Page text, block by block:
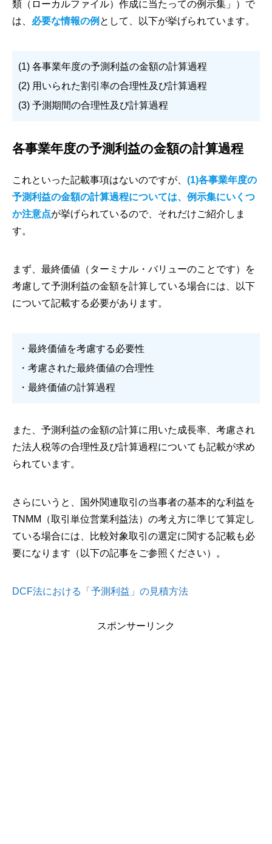
類（ローカルファイル）作成に当たっての例示集」）で
は、 必要な情報の例 として、以下が挙げられています。
(1) 各事業年度の予測利益の金額の計算過程
(2) 用いられた割引率の合理性及び計算過程
(3) 予測期間の合理性及び計算過程
各事業年度の予測利益の金額の計算過程
これといった記載事項はないのですが、 (1)各事業年度の
予測利益の金額の計算過程については、例示集にいくつ
か注意点が挙げられているので、それだけご紹介しま
す。
まず、最終価値（ターミナル・バリューのことです）を
考慮して予測利益の金額を計算している場合には、以下
について記載する必要があります。
・最終価値を考慮する必要性
・考慮された最終価値の合理性
・最終価値の計算過程
また、予測利益の金額の計算に用いた成長率、考慮され
た法人税等の合理性及び計算過程についても記載が求め
られています。
さらにいうと、国外関連取引の当事者の基本的な利益を
TNMM（取引単位営業利益法）の考え方に準じて算定し
ている場合には、比較対象取引の選定に関する記載も必
要になります（以下の記事をご参照ください）。
DCF法における「予測利益」の見積方法
スポンサーリンク